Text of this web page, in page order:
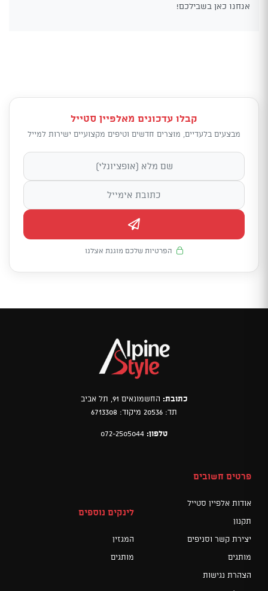
אנחנו כאן בשבילכם!
קבלו עדכונים מאלפיין סטייל
מבצעים בלעדיים, מוצרים חדשים וטיפים מקצועיים ישירות למייל
הפרטיות שלכם מוגנת אצלנו
כתובת: החשמונאים 91, תל אביב
תד: 20536 מיקוד: 6713308
טלפון: 072-2505044
פרטים חשובים
אודות אלפיין סטייל
תקנון
יצירת קשר וסניפים
מותגים
הצהרת נגישות
לינקים נוספים
המגזין
מותגים